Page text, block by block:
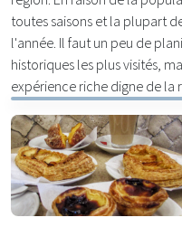
toutes saisons et la plupart
l'année. Il faut un peu de
historiques les plus visités,
expérience riche digne de la